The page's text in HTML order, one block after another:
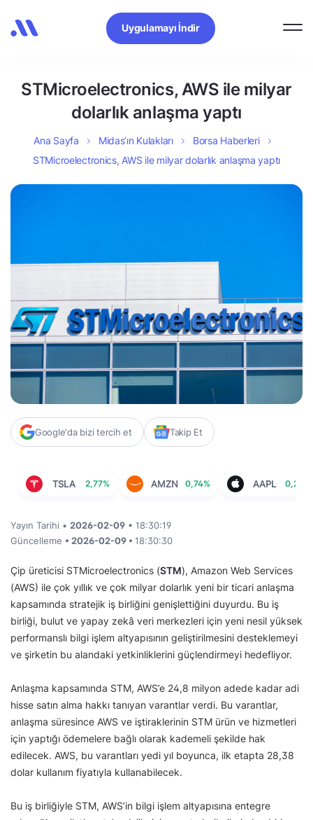
Uygulamayı İndir
STMicroelectronics, AWS ile milyar
dolarlık anlaşma yaptı
Ana Sayfa Midas’ın Kulakları
Borsa Haberleri
STMicroelectronics, AWS ile milyar dolarlık anlaşma yaptı
Google'da bizi tercih et Takip Et
TSLA 2,77% AMZN 0,74% AAPL 0,23%
Yayın Tarihi • 2026-02-09 • 18:30:19
Güncelleme • 2026-02-09 • 18:30:30
Çip üreticisi STMicroelectronics (STM), Amazon Web Services
(AWS) ile çok yıllık ve çok milyar dolarlık yeni bir ticari anlaşma
kapsamında stratejik iş birliğini genişlettiğini duyurdu. Bu iş
birliği, bulut ve yapay zekâ veri merkezleri için yeni nesil yüksek
performanslı bilgi işlem altyapısının geliştirilmesini desteklemeyi
ve şirketin bu alandaki yetkinliklerini güçlendirmeyi hedefliyor.
Anlaşma kapsamında STM, AWS’e 24,8 milyon adede kadar adi
hisse satın alma hakkı tanıyan varantlar verdi. Bu varantlar,
anlaşma süresince AWS ve iştiraklerinin STM ürün ve hizmetleri
için yaptığı ödemelere bağlı olarak kademeli şekilde hak
edilecek. AWS, bu varantları yedi yıl boyunca, ilk etapta 28,38
dolar kullanım fiyatıyla kullanabilecek.
Bu iş birliğiyle STM, AWS’in bilgi işlem altyapısına entegre